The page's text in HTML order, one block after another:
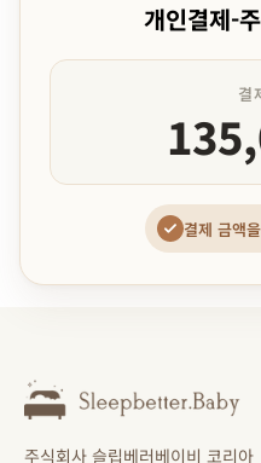
개인결제-
결
결제 금액
주식회사 슬립베러베이비 코리아